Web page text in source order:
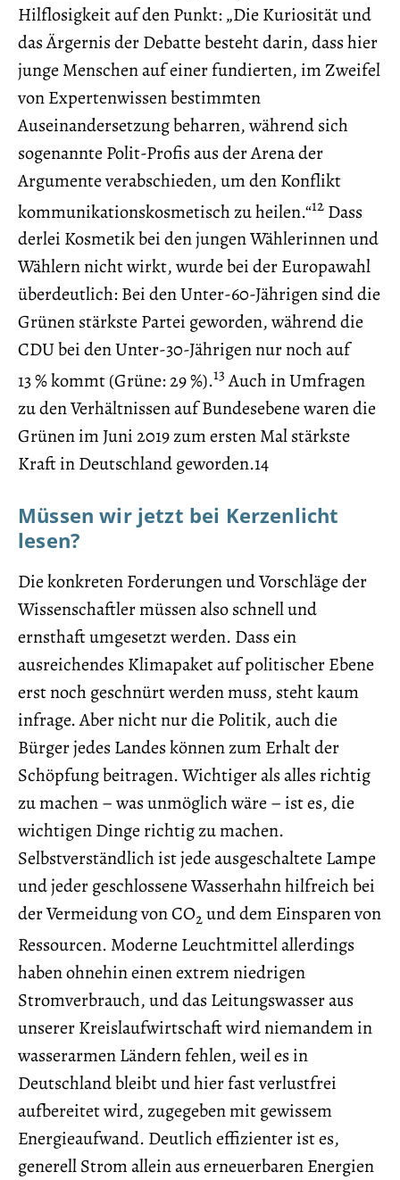
Hilflosigkeit auf den Punkt: „Die Kuriosität und
das Ärgernis der Debatte besteht darin, dass hier
junge Menschen auf einer fundierten, im Zweifel
von Expertenwissen bestimmten
Auseinandersetzung beharren, während sich
sogenannte Polit-Profis aus der Arena der
Argumente verabschieden, um den Konflikt
kommunikationskosmetisch zu heilen.“12 Dass
derlei Kosmetik bei den jungen Wählerinnen und
Wählern nicht wirkt, wurde bei der Europawahl
überdeutlich: Bei den Unter-60-Jährigen sind die
Grünen stärkste Partei geworden, während die
CDU bei den Unter-30-Jährigen nur noch auf
13 % kommt (Grüne: 29 %).13Auch in Umfragen
zu den Verhältnissen auf Bundesebene waren die
Grünen im Juni 2019 zum ersten Mal stärkste
Kraft in Deutschland geworden.14
Müssen wir jetzt bei Kerzenlicht
lesen?
Die konkreten Forderungen und Vorschläge der
Wissenschaftler müssen also schnell und
ernsthaft umgesetzt werden. Dass ein
ausreichendes Klimapaket auf politischer Ebene
erst noch geschnürt werden muss, steht kaum
infrage. Aber nicht nur die Politik, auch die
Bürger jedes Landes können zum Erhalt der
Schöpfung beitragen. Wichtiger als alles richtig
zu machen – was unmöglich wäre – ist es, die
wichtigen Dinge richtig zu machen.
Selbstverständlich ist jede ausgeschaltete Lampe
und jeder geschlossene Wasserhahn hilfreich bei
der Vermeidung von CO2und dem Einsparen von
Ressourcen. Moderne Leuchtmittel allerdings
haben ohnehin einen extrem niedrigen
Stromverbrauch, und das Leitungswasser aus
unserer Kreislaufwirtschaft wird niemandem in
wasserarmen Ländern fehlen, weil es in
Deutschland bleibt und hier fast verlustfrei
aufbereitet wird, zugegeben mit gewissem
Energieaufwand. Deutlich effizienter ist es,
generell Strom allein aus erneuerbaren Energien